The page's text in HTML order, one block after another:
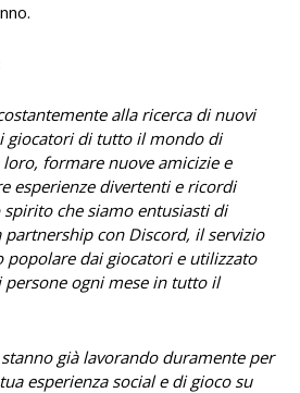
alla ricerca di nuovi
giocatori di tutto il mondo di
formare nuove amicizie e
esperienze divertenti e ricordi
che siamo entusiasti di
con Discord, il servizio
popolare dai giocatori e utilizzato
ogni mese in tutto il
già lavorando duramente per
esperienza social e di gioco su